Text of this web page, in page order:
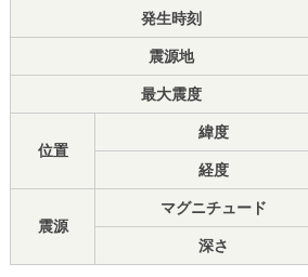
発生時刻
震源地
最大震度
位置
緯度
経度
震源
マグニチュード
深さ